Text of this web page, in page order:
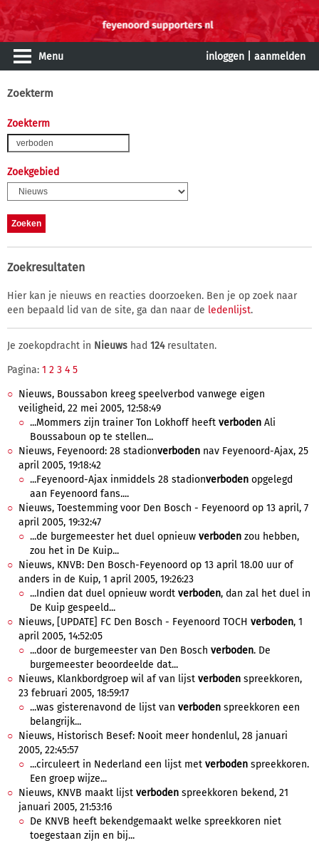
Menu inloggen aanmelden
Zoekterm
Zoekterm
Zoekgebied
Zoekresultaten
Hier kan je nieuws en reacties doorzoeken. Ben je op zoek naar
een bepaald lid van de site, ga dan naar de ledenlijst.
Je zoekopdracht in Nieuws had 124resultaten.
Pagina: 1 2 3 4 5
Nieuws, Boussabon kreeg speelverbod vanwege eigen
veiligheid, 22 mei 2005, 12:58:49
...Mommers zijn trainer Ton Lokhoff heeft verboden Ali
Boussaboun op te stellen...
Nieuws, Feyenoord: 28 stadionverboden nav Feyenoord-Ajax, 25
april 2005, 19:18:42
...Feyenoord-Ajax inmiddels 28 stadionverboden opgelegd
aan Feyenoord fans....
Nieuws, Toestemming voor Den Bosch - Feyenoord op 13 april, 7
april 2005, 19:32:47
...de burgemeester het duel opnieuw verboden zou hebben,
zou het in De Kuip...
Nieuws, KNVB: Den Bosch-Feyenoord op 13 april 18.00 uur of
anders in de Kuip, 1 april 2005, 19:26:23
...Indien dat duel opnieuw wordt verboden, dan zal het duel in
De Kuip gespeeld...
Nieuws, [UPDATE] FC Den Bosch - Feyenoord TOCH verboden, 1
april 2005, 14:52:05
...door de burgemeester van Den Bosch verboden. De
burgemeester beoordeelde dat...
Nieuws, Klankbordgroep wil af van lijst verboden spreekkoren,
23 februari 2005, 18:59:17
...was gisterenavond de lijst van verboden spreekkoren een
belangrijk...
Nieuws, Historisch Besef: Nooit meer hondenlul, 28 januari
2005, 22:45:57
...circuleert in Nederland een lijst met verboden spreekkoren.
Een groep wijze...
Nieuws, KNVB maakt lijst verboden spreekkoren bekend, 21
januari 2005, 21:53:16
De KNVB heeft bekendgemaakt welke spreekkoren niet
toegestaan zijn en bij...